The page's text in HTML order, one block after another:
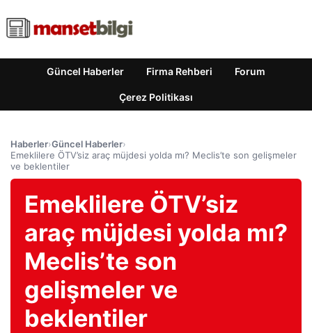
Güncel Haberler Firma Rehberi Forum
Çerez Politikası
Haberler›Güncel Haberler›
Emeklilere ÖTV’siz araç müjdesi yolda mı? Meclis’te son gelişmeler
ve beklentiler
Emeklilere ÖTV’siz
araç müjdesi yolda mı?
Meclis’te son
gelişmeler ve
beklentiler